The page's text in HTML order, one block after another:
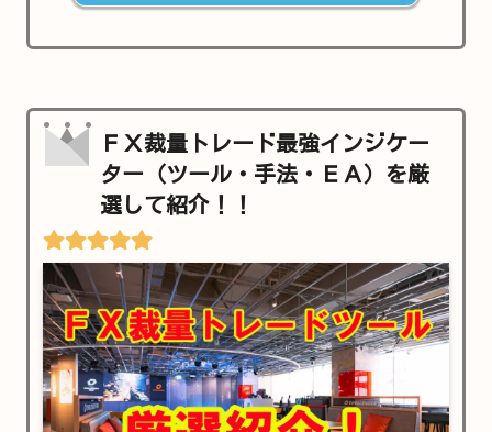
ＦＸ裁量トレード最強インジケー
ター（ツール・手法・ＥＡ）を厳
選して紹介！！